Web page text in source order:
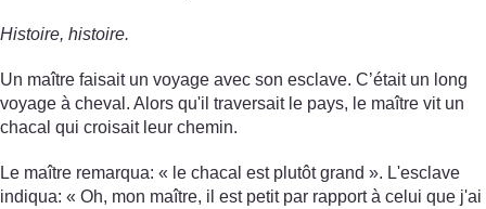
Histoire, histoire.
Un maître faisait un voyage avec son esclave. C’était un long
voyage à cheval. Alors qu'il traversait le pays, le maître vit un
chacal qui croisait leur chemin.
Le maître remarqua: « le chacal est plutôt grand ». L'esclave
indiqua: « Oh, mon maître, il est petit par rapport à celui que j'ai